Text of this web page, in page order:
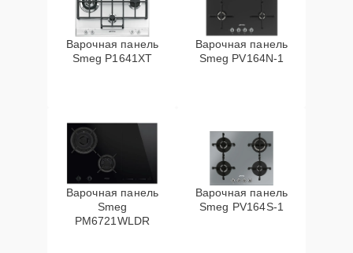
Варочная панель
Smeg P1641XT
Варочная панель
Smeg PV164N-1
Варочная панель
Smeg
PM6721WLDR
Варочная панель
Smeg PV164S-1